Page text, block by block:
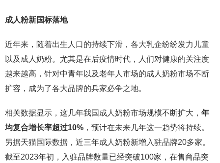
成人粉新国标落地
近年来，随着出生人口的持续下滑，各大乳企纷纷发力儿童
以及成人奶粉。尤其是在后疫情时代，人们对健康的关注度
越来越高，针对中青年以及老年人市场的成人奶粉市场不断
扩容，成为了各大品牌的兵家必争之地。
相关数据显示，这几年我国成人奶粉市场规模不断扩大， 年
均复合增长率超过10% ，预计在未来几年这一趋势将持续。
另据天猫国际数据，近三年成人奶粉新增入驻品牌20多家。
截至2023年初，入驻品牌数量已经突破100家，在售商品突